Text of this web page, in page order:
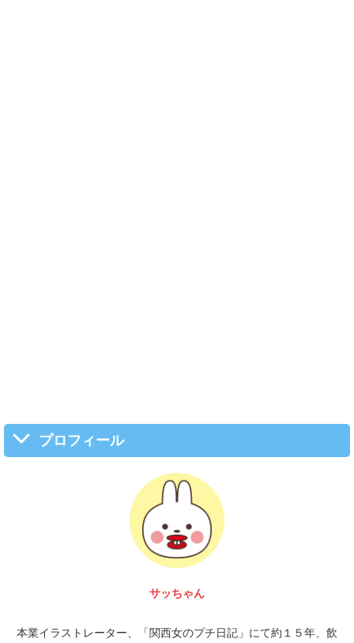
プロフィール
サッちゃん
本業イラストレーター、「関西女のプチ日記」にて約１５年、飲